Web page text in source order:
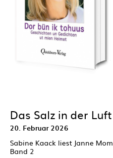
Das Salz in der Luft
20. Februar 2026
Sabine Kaack liest Janne
Band 2